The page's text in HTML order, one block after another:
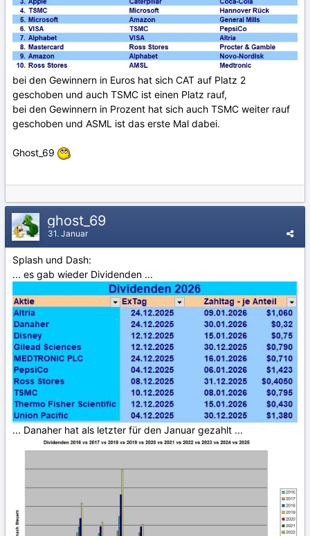
bei den Gewinnern in Euros hat sich CAT auf Platz 2
geschoben und auch TSMC ist einen Platz rauf,
bei den Gewinnern in Prozent hat sich auch TSMC weiter rauf
geschoben und ASML ist das erste Mal dabei.
Ghost_69
ghost_69
31. Januar
Splash und Dash:
... es gab wieder Dividenden ...
... Danaher hat als letzter für den Januar gezahlt ...